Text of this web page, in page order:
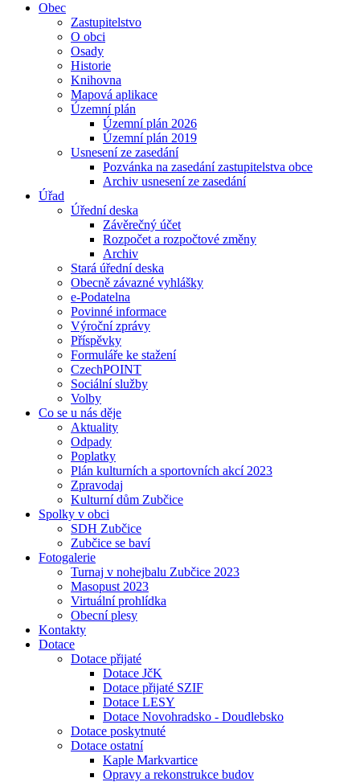
Obec
Zastupitelstvo
O obci
Osady
Historie
Knihovna
Mapová aplikace
Územní plán
Územní plán 2026
Územní plán 2019
Usnesení ze zasedání
Pozvánka na zasedání zastupitelstva obce
Archiv usnesení ze zasedání
Úřad
Úřední deska
Závěrečný účet
Rozpočet a rozpočtové změny
Archiv
Stará úřední deska
Obecně závazné vyhlášky
e-Podatelna
Povinné informace
Výroční zprávy
Příspěvky
Formuláře ke stažení
CzechPOINT
Sociální služby
Volby
Co se u nás děje
Aktuality
Odpady
Poplatky
Plán kulturních a sportovních akcí 2023
Zpravodaj
Kulturní dům Zubčice
Spolky v obci
SDH Zubčice
Zubčice se baví
Fotogalerie
Turnaj v nohejbalu Zubčice 2023
Masopust 2023
Virtuální prohlídka
Obecní plesy
Kontakty
Dotace
Dotace přijaté
Dotace JčK
Dotace přijaté SZIF
Dotace LESY
Dotace Novohradsko - Doudlebsko
Dotace poskytnuté
Dotace ostatní
Kaple Markvartice
Opravy a rekonstrukce budov